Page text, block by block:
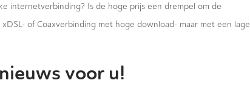
internetverbinding? Is de hoge prijs een drempel om de
of Coaxverbinding met hoge download- maar met een lage
voor u!